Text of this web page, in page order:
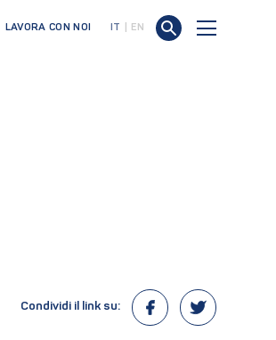
LAVORA CON NOI IT EN
Condividi il link su: